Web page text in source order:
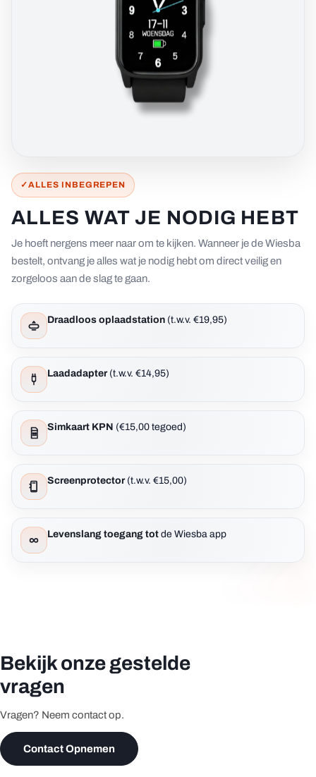
✓ALLES INBEGREPEN
ALLES WAT JE NODIG HEBT
Je hoeft nergens meer naar om te kijken. Wanneer je de Wiesba
bestelt, ontvang je alles wat je nodig hebt om direct veilig en
zorgeloos aan de slag te gaan.
Draadloos oplaadstation (t.w.v. €19,95)
Laadadapter(t.w.v. €14,95)
Simkaart KPN (€15,00 tegoed)
Screenprotector(t.w.v. €15,00)
Levenslang toegang tot de Wiesba app
Bekijk onze gestelde
vragen
Vragen? Neem contact op.
Contact Opnemen